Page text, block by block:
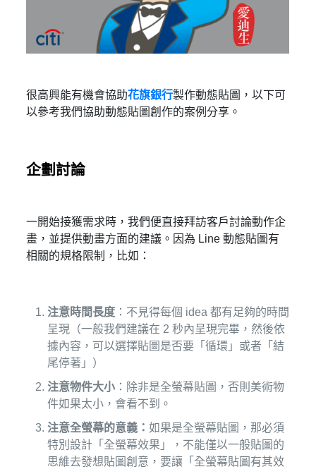
很高興能有機會協助花旗銀行製作動態貼圖，以下可
以參考我們協助動態貼圖創作的案例分享。
企劃討論
一開始接獲需求時，我們便直接拜訪客戶討論動作企
畫，並提供動畫方面的建議。因為 Line 動態貼圖有
相關的規格限制，比如：
注意時間長度：不見得每個 idea 都有足夠的時間
呈現（一般我們建議在 2 秒內呈現完畢，然後依
據內容，可以選擇貼圖是否要「循環」或者「結
尾停著」）
注意物件大小：除非是全螢幕貼圖，否則美術物
件如果太小，會看不到。
注意全螢幕的意義： 如果是全螢幕貼圖，那必須
特別設計「全螢幕效果」，不能僅以一般貼圖的
思維去發想貼圖創意，要讓「全螢幕貼圖有其效